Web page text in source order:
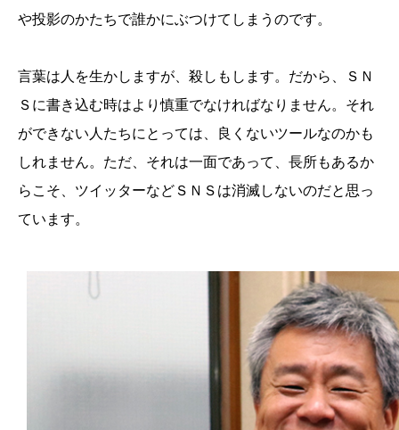
や投影のかたちで誰かにぶつけてしまうのです。
言葉は人を生かしますが、殺しもします。だから、ＳＮ
Ｓに書き込む時はより慎重でなければなりません。それ
ができない人たちにとっては、良くないツールなのかも
しれません。ただ、それは一面であって、長所もあるか
らこそ、ツイッターなどＳＮＳは消滅しないのだと思っ
ています。